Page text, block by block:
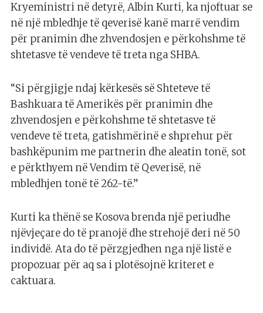
Kryeministri në detyrë, Albin Kurti, ka njoftuar se
në një mbledhje të qeverisë kanë marrë vendim
për pranimin dhe zhvendosjen e përkohshme të
shtetasve të vendeve të treta nga SHBA.
“Si përgjigje ndaj kërkesës së Shteteve të
Bashkuara të Amerikës për pranimin dhe
zhvendosjen e përkohshme të shtetasve të
vendeve të treta, gatishmërinë e shprehur për
bashkëpunim me partnerin dhe aleatin tonë, sot
e përkthyem në Vendim të Qeverisë, në
mbledhjen tonë të 262-të.”
Kurti ka thënë se Kosova brenda një periudhe
njëvjeçare do të pranojë dhe strehojë deri në 50
individë. Ata do të përzgjedhen nga një listë e
propozuar për aq sa i plotësojnë kriteret e
caktuara.